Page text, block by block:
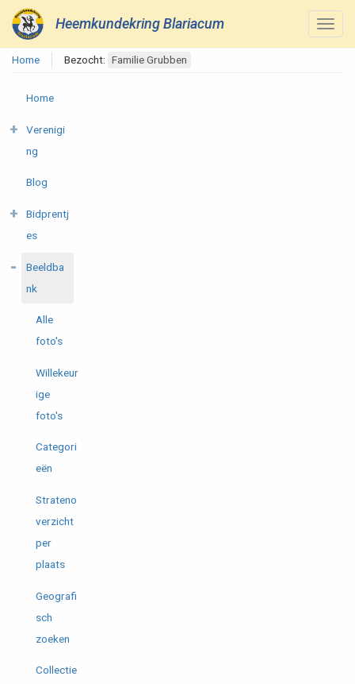
Heemkundekring Blariacum
Home Bezocht: Familie Grubben
Home
Verenigi
ng
Blog
Bidprentj
es
Beeldba
nk
Alle
foto's
Willekeur
ige
foto's
Categori
eën
Strateno
verzicht
per
plaats
Geografi
sch
zoeken
Collectie